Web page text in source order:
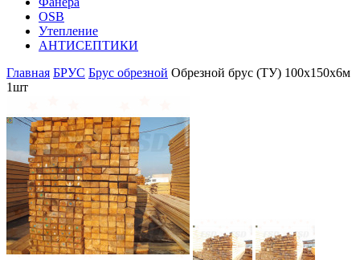
OSB
Утепление
АНТИСЕПТИКИ
Главная БРУС Брус обрезной Обрезной брус (ТУ) 100х150х6м
1шт